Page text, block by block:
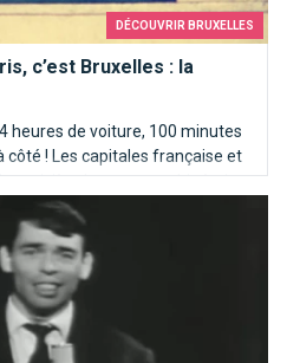
DÉCOUVRIR BRUXELLES
c’est Bruxelles : la
heures de voiture, 100 minutes
côté ! Les capitales française et
rivière homonyme. Itinéraire
de la Senne...